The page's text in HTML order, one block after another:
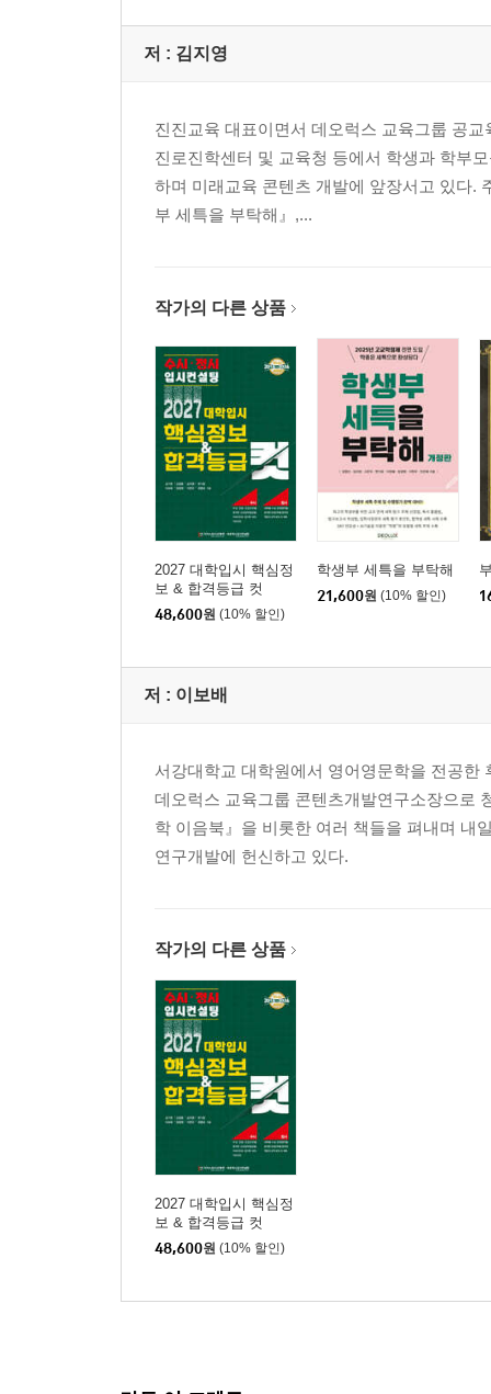
저 : 김지영
진진교육 대표이면서 데오럭스 교육그룹 공
진로진학센터 및 교육청 등에서 학생과 학부
하며 미래교육 콘텐츠 개발에 앞장서고 있다.
부 세특을 부탁해』,...
작가의 다른 상품
2027 대학입시 핵심정
보 & 합격등급 컷
48,600원 (10% 할인)
학생부 세특을 부탁해
21,600원 (10% 할인)
저 : 이보배
서강대학교 대학원에서 영어영문학을 전공
데오럭스 교육그룹 콘텐츠개발연구소장으로
학 이음북』을 비롯한 여러 책들을 펴내며 내
연구개발에 헌신하고 있다.
작가의 다른 상품
2027 대학입시 핵심정
보 & 합격등급 컷
48,600원 (10% 할인)